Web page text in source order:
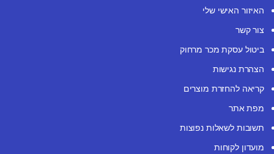
האיזור האישי שלי
צור קשר
ביטול עסקת מכר מרחוק
הצהרת נגישות
קריאה להחזרת מוצרים
מפת אתר
תשובות לשאלות נפוצות
מועדון לקוחות